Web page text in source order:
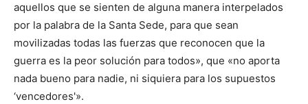
aquellos que se sienten de alguna manera interpelados
por la palabra de la Santa Sede, para que sean
movilizadas todas las fuerzas que reconocen que la
guerra es la peor solución para todos», que «no aporta
nada bueno para nadie, ni siquiera para los supuestos
‘vencedores'».